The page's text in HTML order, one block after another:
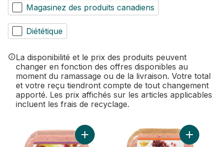
Magasinez des produits canadiens
Diététique
La disponibilité et le prix des produits peuvent
changer en fonction des offres disponibles au
moment du ramassage ou de la livraison. Votre total
et votre reçu tiendront compte de tout changement
apporté. Les prix affichés sur les articles applicables
incluent les frais de recyclage.
Ajouter Pâté de foie glacé au panierAjouter